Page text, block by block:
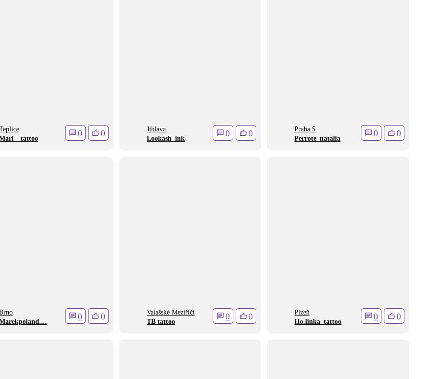
0 0
Jihlava
Lookash_ink
0 0
Praha 5
Perrote_natalia
0 0
0 0
Valašské Meziříčí
TB tattoo
0 0
Plzeň
Ho.linka_tattoo
0 0